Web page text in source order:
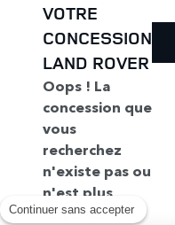
Continuer sans accepter
VOTRE
CONCESSION
LAND ROVER
Oops ! La
concession que
vous
recherchez
n'existe pas ou
n'est plus
disponible.